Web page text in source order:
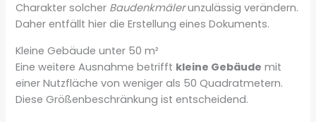
Charakter solcher Baudenkmälerunzulässig verändern.
Daher entfällt hier die Erstellung eines Dokuments.
Kleine Gebäude unter 50 m²
Eine weitere Ausnahme betrifft kleine Gebäude mit
einer Nutzfläche von weniger als 50 Quadratmetern.
Diese Größenbeschränkung ist entscheidend.